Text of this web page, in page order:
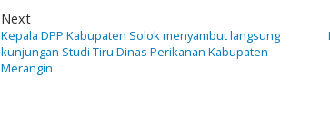
Next
Kepala DPP Kabupaten Solok menyambut langsung
kunjungan Studi Tiru Dinas Perikanan Kabupaten
Merangin